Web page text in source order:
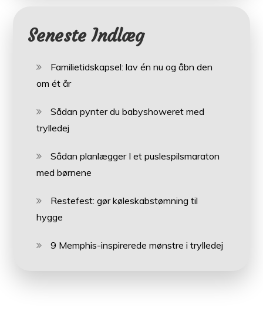
Seneste Indlæg
Familietidskapsel: lav én nu og åbn den
om ét år
Sådan pynter du babyshoweret med
trylledej
Sådan planlægger I et puslespilsmaraton
med børnene
Restefest: gør køleskabstømning til
hygge
9 Memphis-inspirerede mønstre i trylledej